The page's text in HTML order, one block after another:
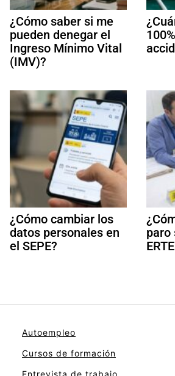
¿Cómo saber si me
pueden denegar el
Ingreso Mínimo Vital
(IMV)?
¿Cómo cambiar los
datos personales en
el SEPE?
paro
Autoempleo
Cursos de formación
Entrevista de trabajo